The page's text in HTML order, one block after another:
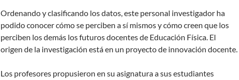
Ordenando y clasificando los datos, este personal investigador ha
podido conocer cómo se perciben a sí mismos y cómo creen que los
perciben los demás los futuros docentes de Educación Física. El
origen de la investigación está en un proyecto de innovación docente.
Los profesores propusieron en su asignatura a sus estudiantes